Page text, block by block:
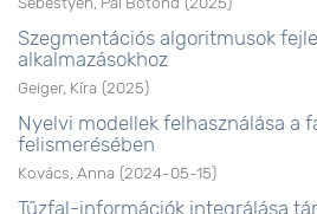
Szegmentációs algoritmusok
alkalmazásokhoz
Geiger, Kíra (2025)
Nyelvi modellek felhasználása a
felismerésében
Kovács, Anna (2024-05-15)
Tűzfal-információk integrálása